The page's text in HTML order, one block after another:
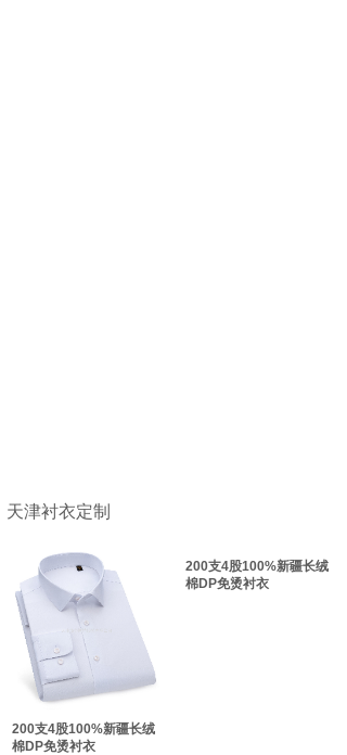
天津衬衣定制
200支4股100%新疆长绒
棉DP免烫衬衣
200支4股100%新疆长绒
棉DP免烫衬衣
双击此处添加文字
双击此处添加文字